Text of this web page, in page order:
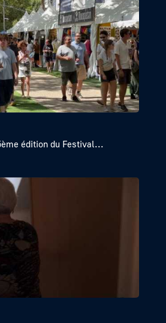
édition du Festival...